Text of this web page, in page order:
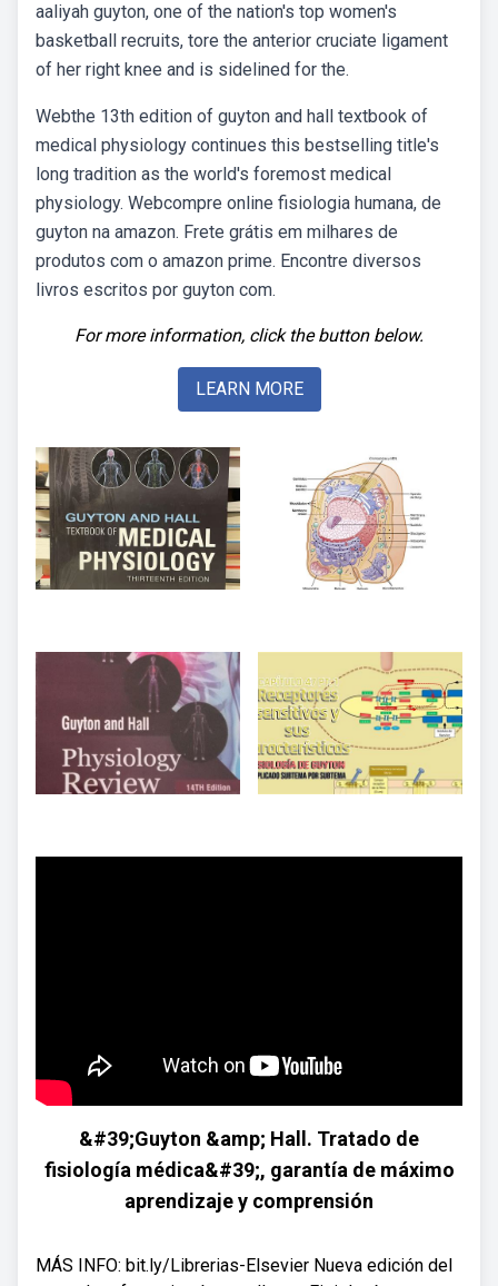
aaliyah guyton, one of the nation's top women's
basketball recruits, tore the anterior cruciate ligament
of her right knee and is sidelined for the.
Webthe 13th edition of guyton and hall textbook of
medical physiology continues this bestselling title's
long tradition as the world's foremost medical
physiology. Webcompre online fisiologia humana, de
guyton na amazon. Frete grátis em milhares de
produtos com o amazon prime. Encontre diversos
livros escritos por guyton com.
For more information, click the button below.
LEARN MORE
&#39;Guyton &amp; Hall. Tratado de
fisiología médica&#39;, garantía de máximo
aprendizaje y comprensión
MÁS INFO: bit.ly/Librerias-Elsevier Nueva edición del